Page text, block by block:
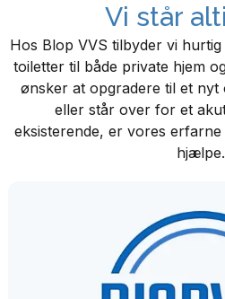
Vi står
Hos Blop VVS tilbyder vi
toiletter til både private hjem
ønsker at opgradere til et nyt
eller står over for et
eksisterende, er vores
hjælpe.